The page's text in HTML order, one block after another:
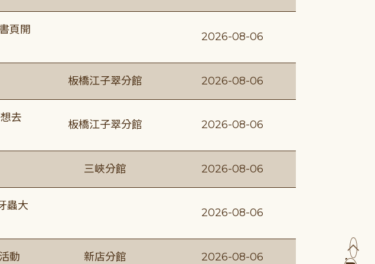
頁開
2026-08-06
板橋江子翠分館 2026-08-06
去
板橋江子翠分館 2026-08-06
三峽分館 2026-08-06
蟲大
2026-08-06
動 新店分館 2026-08-06